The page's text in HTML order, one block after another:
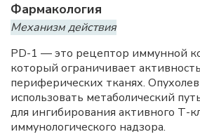
Фармакология
Механизм действия
PD-1 — это рецептор иммунной
который ограничивает
периферических тканях.
использовать метаболический
для ингибирования активного Т-
иммунологического надзора.